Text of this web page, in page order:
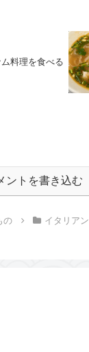
料理を食べる
ントを書き込む
の イタリアン